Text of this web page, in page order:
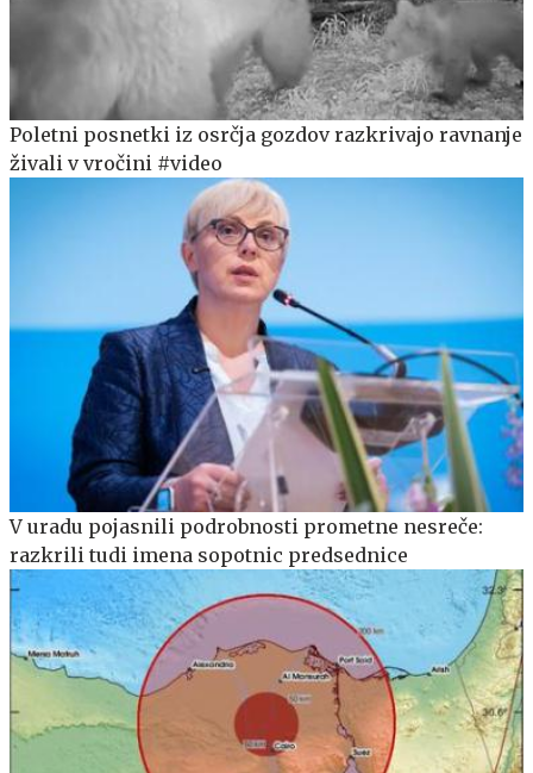
Poletni posnetki iz osrčja gozdov razkrivajo ravnanje
živali v vročini #video
V uradu pojasnili podrobnosti prometne nesreče:
razkrili tudi imena sopotnic predsednice